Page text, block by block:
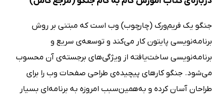
جنگو یک فریم‌ورک (چارچوب) وب است که مبتنی بر روش
برنامه‌نویسی پایتون کار می‌کند و توسعه‌ی سریع و
برنامه‌نویسی ساخت‌یافته از ویژگی‌های برجسته‌ی آن محسوب
می‌شود. جنگو کارهای پیچیده‌ی طراحی صفحات وب را برای
طراحان آسان کرده و به‌همین‌سبب امروزه به برنامه‌ای بسیار